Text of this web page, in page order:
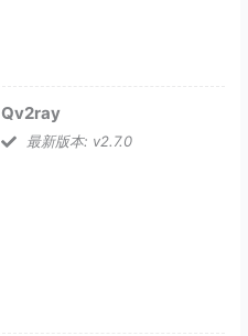
Qv2ray
最新版本: v2.7.0